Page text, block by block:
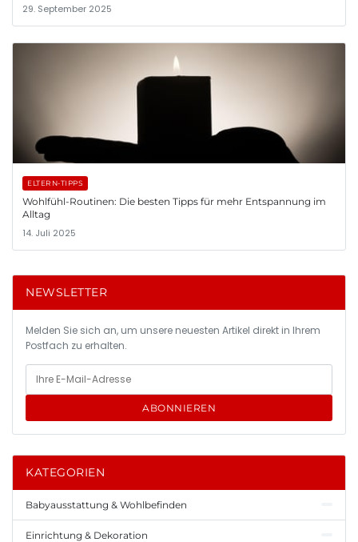
29. September 2025
ELTERN-TIPPS
Wohlfühl-Routinen: Die besten Tipps für mehr Entspannung im
Alltag
14. Juli 2025
NEWSLETTER
Melden Sie sich an, um unsere neuesten Artikel direkt in Ihrem
Postfach zu erhalten.
ABONNIEREN
KATEGORIEN
Babyausstattung & Wohlbefinden
Einrichtung & Dekoration